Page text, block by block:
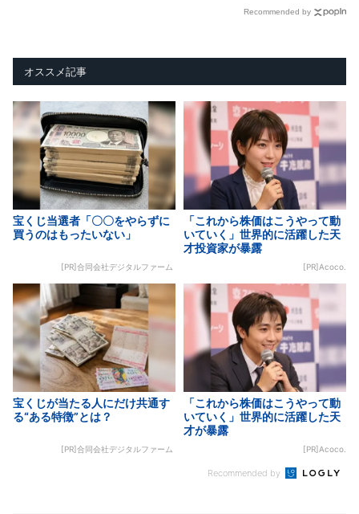
Recommended by
オススメ記事
宝くじ当選者「〇〇をやらずに
買うのはもったいない」
[PR]合同会社デジタルファーム
「これから株価はこうやって動
いていく」世界的に活躍した天
才投資家が暴露
[PR]Acoco.
宝くじが当たる人にだけ共通す
る“ある特徴”とは？
[PR]合同会社デジタルファーム
「これから株価はこうやって動
いていく」世界的に活躍した天
才が暴露
[PR]Acoco.
Recommended by